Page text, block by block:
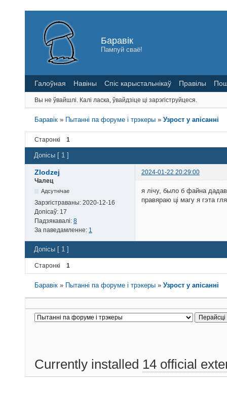
Баравік
Пампуй сваё!
Галоўная Навіны Спіс карыстальнікаў Правілы
Вы не ўвайшлі. Калі ласка, ўвайдзіце ці зарэгіструйцеся.
Баравік » Пытанні па форуме і трэкеры »Узрост у апісанні
Старонкі 1
Допісы [ 1 ]
Zlodzej
2024-01-22 20:29:00
Чалец
Адсутнічае
Зарэгістраваны: 2020-12-16
Допісаў: 17
Падзякавалі: 8
За паведамленне: 1
я лічу, было б файна
правяраю ці магу я гэта
Допісы [ 1 ]
Старонкі 1
Баравік » Пытанні па форуме і трэкеры »Узрост у апісанні
Currently installed 14 official